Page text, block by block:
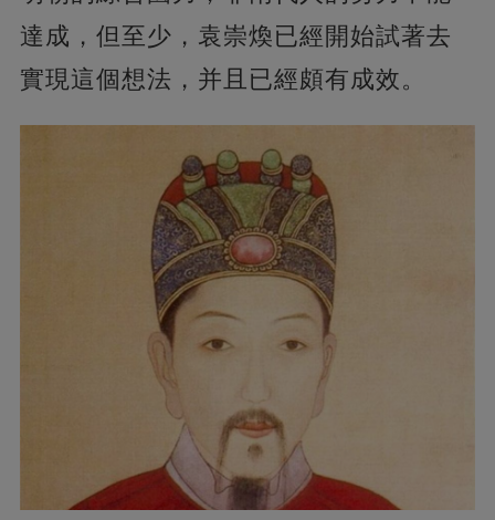
達成，但至少，袁崇煥已經開始試著去
實現這個想法，并且已經頗有成效。